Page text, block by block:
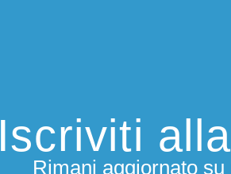
Iscriviti
Rimani aggiornato